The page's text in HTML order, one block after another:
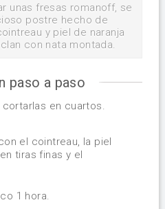
unas fresas romanoff, se
postre hecho de
y piel de naranja
con nata montada.
paso a paso
en cuartos.
el cointreau, la piel
tiras finas y el
1 hora.